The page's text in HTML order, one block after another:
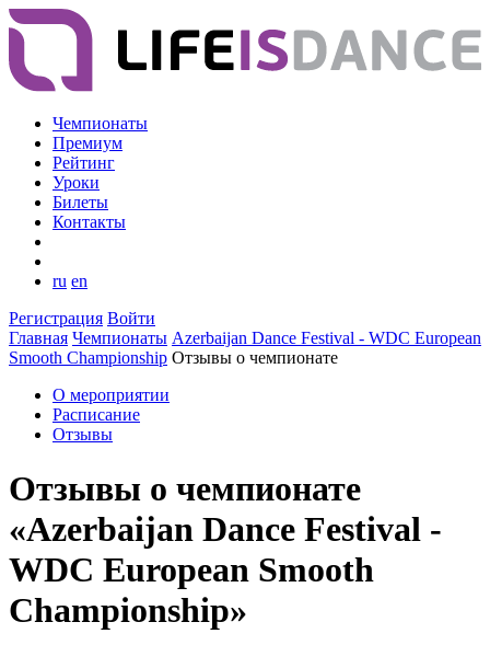
Чемпионаты
Премиум
Рейтинг
Уроки
Билеты
Контакты
ru en
Регистрация Войти
Главная Чемпионаты Azerbaijan Dance Festival - WDC European
Smooth Championship Отзывы о чемпионате
О мероприятии
Расписание
Отзывы
Отзывы о чемпионате
«Azerbaijan Dance Festival -
WDC European Smooth
Championship»